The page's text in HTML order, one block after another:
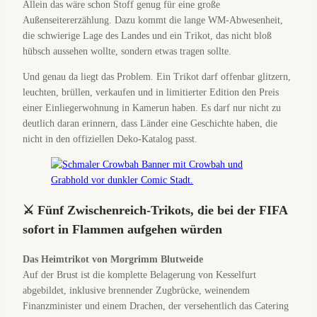
Allein das wäre schon Stoff genug für eine große
Außenseitererzählung. Dazu kommt die lange WM-Abwesenheit,
die schwierige Lage des Landes und ein Trikot, das nicht bloß
hübsch aussehen wollte, sondern etwas tragen sollte.
Und genau da liegt das Problem. Ein Trikot darf offenbar glitzern,
leuchten, brüllen, verkaufen und in limitierter Edition den Preis
einer Einliegerwohnung in Kamerun haben. Es darf nur nicht zu
deutlich daran erinnern, dass Länder eine Geschichte haben, die
nicht in den offiziellen Deko-Katalog passt.
⚔️ Fünf Zwischenreich-Trikots, die bei der FIFA
sofort in Flammen aufgehen würden
Das Heimtrikot von Morgrimm Blutweide
Auf der Brust ist die komplette Belagerung von Kesselfurt
abgebildet, inklusive brennender Zugbrücke, weinendem
Finanzminister und einem Drachen, der versehentlich das Catering